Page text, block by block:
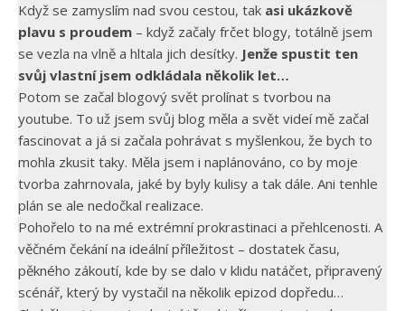
Když se zamyslím nad svou cestou, tak asi ukázkově
plavu s proudem – když začaly frčet blogy, totálně jsem
se vezla na vlně a hltala jich desítky. Jenže spustit ten
svůj vlastní jsem odkládala několik let…
Potom se začal blogový svět prolínat s tvorbou na
youtube. To už jsem svůj blog měla a svět videí mě začal
fascinovat a já si začala pohrávat s myšlenkou, že bych to
mohla zkusit taky. Měla jsem i naplánováno, co by moje
tvorba zahrnovala, jaké by byly kulisy a tak dále. Ani tenhle
plán se ale nedočkal realizace.
Pohořelo to na mé extrémní prokrastinaci a přehlcenosti. A
věčném čekání na ideální příležitost – dostatek času,
pěkného zákoutí, kde by se dalo v klidu natáčet, připravený
scénář, který by vystačil na několik epizod dopředu…